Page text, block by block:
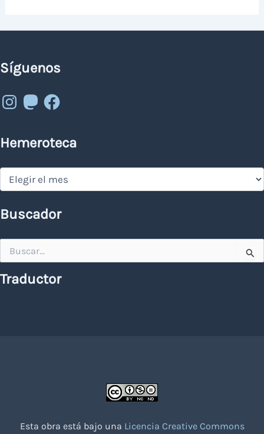
Síguenos
Instagram
MastodonFacebook
Hemeroteca
Hemeroteca
Buscador
por:
Traductor
Esta obra está bajo una Licencia Creative Commons